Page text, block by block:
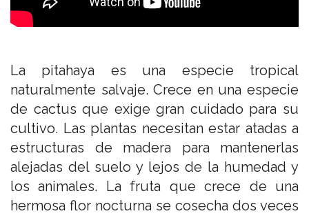
La pitahaya es una especie tropical
naturalmente salvaje. Crece en una especie
de cactus que exige gran cuidado para su
cultivo. Las plantas necesitan estar atadas a
estructuras de madera para mantenerlas
alejadas del suelo y lejos de la humedad y
los animales. La fruta que crece de una
hermosa flor nocturna se cosecha dos veces